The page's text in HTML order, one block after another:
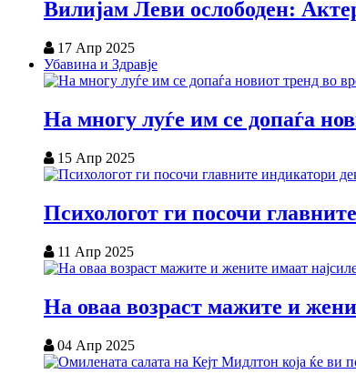
Вилијам Леви ослободен:
17 Апр 2025
Убавина и Здравје
На многу луѓе им се допаѓа
15 Апр 2025
Психологот ги посочи
11 Апр 2025
На оваа возраст мажите и
04 Апр 2025